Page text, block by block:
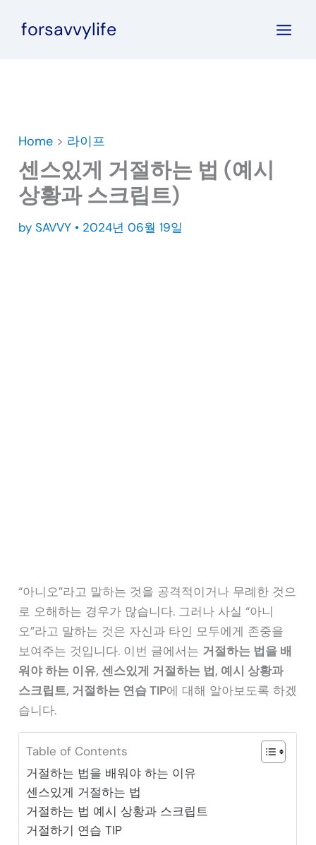
forsavvylife
Home > 라이프
센스있게 거절하는 법 (예시
상황과 스크립트)
by SAVVY • 2024년 06월 19일
“아니오”라고 말하는 것을 공격적이거나 무례한 것으
로 오해하는 경우가 많습니다. 그러나 사실 “아니
오”라고 말하는 것은 자신과 타인 모두에게 존중을
보여주는 것입니다. 이번 글에서는 거절하는 법을 배
워야 하는 이유, 센스있게 거절하는 법, 예시 상황과
스크립트, 거절하는 연습 TIP에 대해 알아보도록 하겠
습니다.
Table of Contents
거절하는 법을 배워야 하는 이유
센스있게 거절하는 법
거절하는 법 예시 상황과 스크립트
거절하기 연습 TIP